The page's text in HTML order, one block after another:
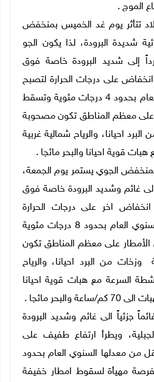
الموج .
تتأثر يوم غد الخميس بمنخفض
شديدة البرودة، لذا يكون الجو
إلى شديد البرودة خاصة فوق
انخفاض على درجات الحرارة لتصبح
اقل من معدلها السنوي العام بحدود 4 درجات مئوية وتسقط
على معظم المناطق تكون مصحوبة
احيانا، والرياح شمالية غربية
قوية احيانا والبحر مائجا .
الجوي يستمر يوم الجمعة،
الى غائم وشديد البرودة خاصة فوق
انخفاض اخر على درجات الحرارة
لتصبح اقل من معدلها السنوي العام بحدود 8 درجات مئوية
على معظم المناطق تكون
من البرد احيانا، والرياح
السرعة مع هبات قوية احيانا
مائجا .
جزئياً الى غائم وشديد البرودة
ويطرأ ارتفاع طفيف على
من معدلها السنوي العام بحدود
مهيأة لسقوط امطار خفيفة